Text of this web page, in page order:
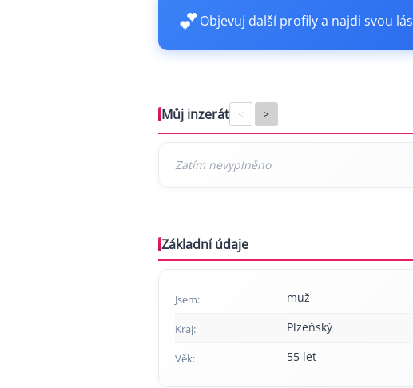
💕Objevuj další profily a najdi svou
Můj inzerát < >
Základní údaje
Jsem: muž
Kraj: Plzeňský
Věk: 55 let